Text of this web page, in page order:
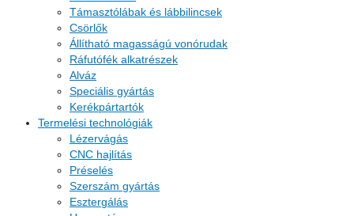
Támasztólábak és lábbilincsek
Csörlők
Állítható magasságú vonórudak
Ráfutófék alkatrészek
Alváz
Speciális gyártás
Kerékpártartók
Termelési technológiák
Lézervágás
CNC hajlítás
Préselés
Szerszám gyártás
Esztergálás